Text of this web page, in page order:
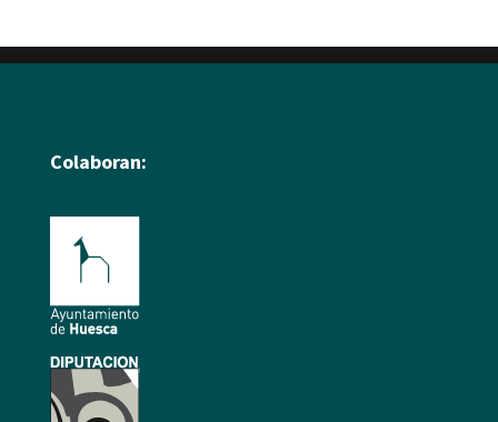
Colaboran: